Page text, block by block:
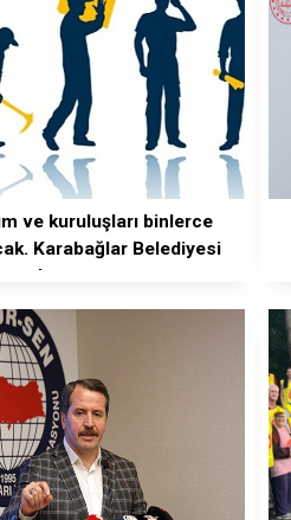
ve kuruluşları binlerce
Karabağlar Belediyesi
de var.